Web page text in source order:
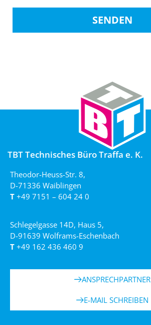
SENDEN
TBT Technisches Büro Traffa e. K.
Theodor-Heuss-Str. 8,
D-71336 Waiblingen
T +49 7151 – 604 24 0
Schlegelgasse 14D, Haus 5,
D-91639 Wolframs-Eschenbach
T +49 162 436 460 9
ANSPRECHPARTNER
E-MAIL SCHREIBEN